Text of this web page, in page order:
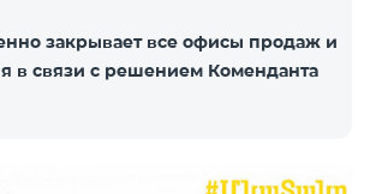
закрывает все офисы продаж и
в связи с решением Коменданта